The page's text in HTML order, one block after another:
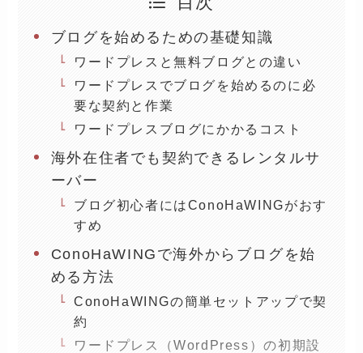
ブログを始めるための基礎知識
ワードプレス と無料ブログとの違い
ワードプレスでブログを始めるのに必
要な契約と作業
ワードプレスブログにかかるコスト
海外在住者でも契約できるレンタルサ
ーバー
ブログ初心者にはConoHaWINGがおす
すめ
ConoHaWINGで海外からブログを始
める方法
ConoHaWINGの簡単セットアップで契
約
ワードプレス（WordPress）の初期設